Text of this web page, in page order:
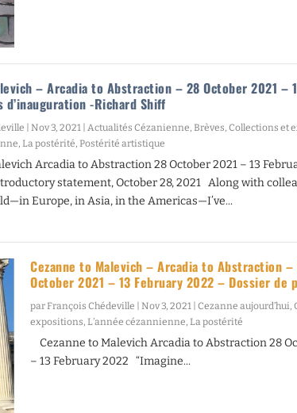
– Arcadia to Abstraction – 28 October 2021 –
d’inauguration -Richard Shiff
|Nov 3, 2021 |Actualités Cézanienne,Brèves,Collections et
,La postérité,Postérité artistique
Arcadia to Abstraction 28 October 2021 – 13
statement, October 28, 2021 Along with
Europe, in Asia, in the Americas—I’ve...
Cezanne to Malevich – Arcadia to Abstraction –
October 2021 – 13 February 2022 – Dossier de
parFrançois Chédeville |Nov 3, 2021 |Cezanne aujourd’hui,
expositions,L’année cézannienne,La postérité
Cezanne to Malevich Arcadia to Abstraction 28
– 13 February 2022 “Imagine...